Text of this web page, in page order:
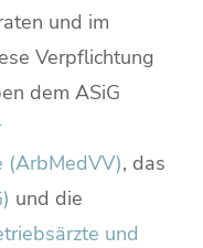
und im
Verpflichtung
dem ASiG
(ArbMedVV), das
und die
und